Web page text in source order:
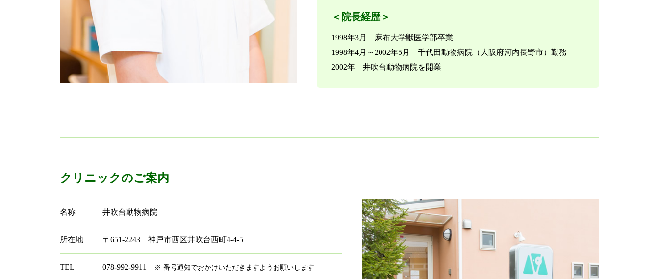
＜院長経歴＞
1998年3月 麻布大学獣医学部卒業
1998年4月～2002年5月 千代田動物病院（大阪府河内長野市）勤務
2002年 井吹台動物病院を開業
クリニックのご案内
名称 井吹台動物病院
所在地 〒651-2243 神戸市西区井吹台西町4-4-5
TEL 078-992-9911 ※ 番号通知でおかけいただきますようお願いします